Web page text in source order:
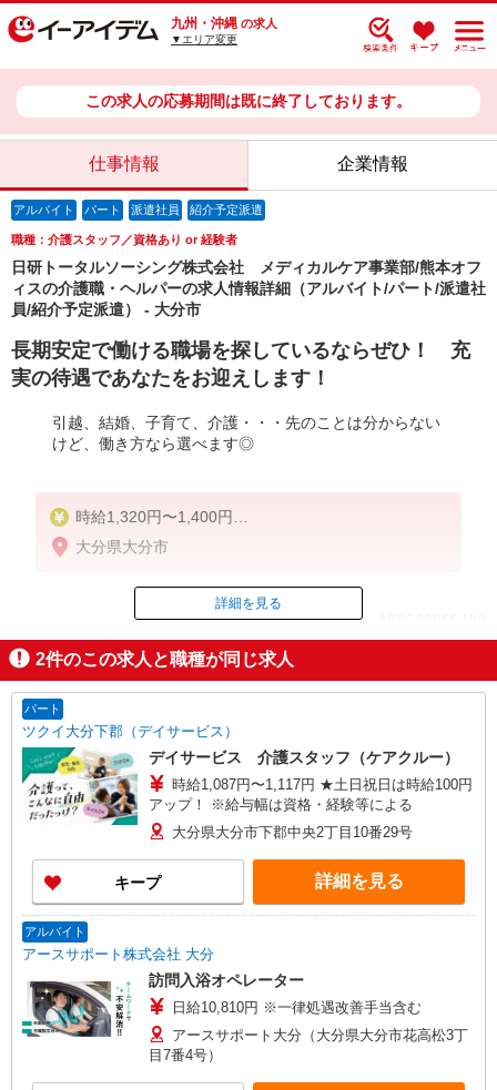
九州・沖縄 の求人
▼エリア変更
この求人の応募期間は既に終了しております。
仕事情報 企業情報
アルバイト パート 派遣社員 紹介予定派遣
職種：介護スタッフ／資格あり or 経験者
日研トータルソーシング株式会社 メディカルケア事業部/熊本オフ
ィスの介護職・ヘルパーの求人情報詳細（アルバイト/パート/派遣社
員/紹介予定派遣） - 大分市
長期安定で働ける職場を探しているならぜひ！ 充
実の待遇であなたをお迎えします！
引越、結婚、子育て、介護・・・先のことは分からない
けど、働き方なら選べます◎
時給1,320円〜1,400円
◆無資格・経験者：時給1,320円〜
◆初任者研修・経験者：時給1,350円〜
◆介護福祉士：時給1,400円〜
※経験者は3ヶ月以上
※給与幅は経験・能力による
★週払いOK（規定あり）
大分県大分市
ID：AE0626555488
掲載期間終了
詳細を見る
2件のこの求人と職種が同じ求人
パート
ツクイ大分下郡（デイサービス）
デイサービス 介護スタッフ（ケアクルー）
時給1,087円〜1,117円 ★土日祝日は時給100円
アップ！ ※給与幅は資格・経験等による
大分県大分市下郡中央2丁目10番29号
キープ 詳細を見る
アルバイト
アースサポート株式会社 大分
訪問入浴オペレーター
日給10,810円 ※一律処遇改善手当含む
アースサポート大分（大分県大分市花高松3丁
目7番4号）